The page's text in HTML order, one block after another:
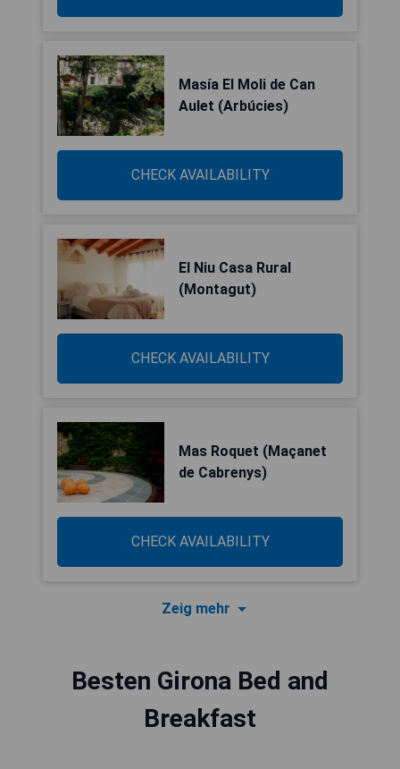
Masía El Moli de Can
Aulet (Arbúcies)
CHECK AVAILABILITY
El Niu Casa Rural
(Montagut)
CHECK AVAILABILITY
Mas Roquet (Maçanet
de Cabrenys)
CHECK AVAILABILITY
Zeig mehr
Besten Girona Bed and
Breakfast